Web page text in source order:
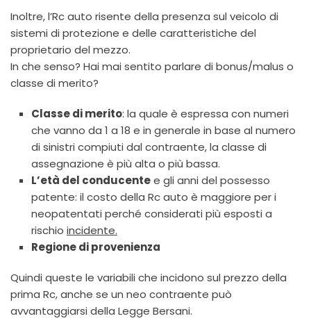
Inoltre, l’Rc auto risente della presenza sul veicolo di
sistemi di protezione e delle caratteristiche del
proprietario del mezzo.
In che senso? Hai mai sentito parlare di bonus/malus o
classe di merito?
Classe di merito: la quale è espressa con numeri
che vanno da 1 a 18 e in generale in base al numero
di sinistri compiuti dal contraente, la classe di
assegnazione è più alta o più bassa.
L’età del conducentee gli anni del possesso
patente: il costo della Rc auto è maggiore per i
neopatentati perché considerati più esposti a
rischio incidente.
Regione di provenienza
Quindi queste le variabili che incidono sul prezzo della
prima Rc, anche se un neo contraente può
avvantaggiarsi della Legge Bersani.